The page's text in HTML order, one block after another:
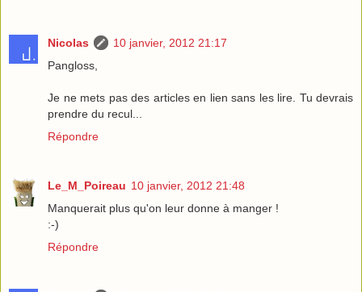
Nicolas
10 janvier, 2012 21:17
Pangloss,
Je ne mets pas des articles en lien sans les lire. Tu devrais
prendre du recul...
Répondre
Le_M_Poireau 10 janvier, 2012 21:48
Manquerait plus qu'on leur donne à manger !
:-)
Répondre